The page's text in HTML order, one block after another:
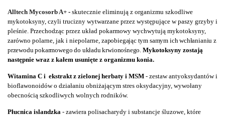
Alltech Mycosorb A+ - skutecznie eliminują z organizmu szkodliwe
mykotoksyny, czyli trucizny wytwarzane przez występujące w paszy grzyby i
pleśnie. Przechodząc przez układ pokarmowy wychwytują mykotoksyny,
zarówno polarne, jak i niepolarne, zapobiegając tym samym ich wchłanianiu z
przewodu pokarmowego do układu krwionośnego. Mykotoksyny zostają
następnie wraz z kałem usunięte z organizmu konia.
Witamina C i ekstrakt z zielonej herbaty i MSM - zestaw antyoksydantów i
bioflawonoidów o działaniu obniżającym stres oksydacyjny, wywołany
obecnością szkodliwych wolnych rodników.
Płucnica islandzka - zawiera polisacharydy i substancje śluzowe, które